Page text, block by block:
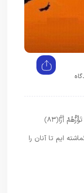
أَزًّا﴿۸۳﴾
ايم تا آنان را